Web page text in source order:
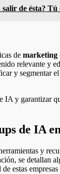
de ésta? Tú
de marketing
relevante y
y segmentar
IA y garantizar
de IA
y
se detallan
estas empresas